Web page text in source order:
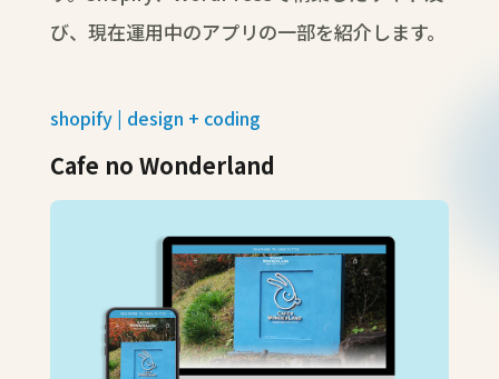
び、現在運用中のアプリの一部を紹介します。
shopify | design + coding
Cafe no Wonderland